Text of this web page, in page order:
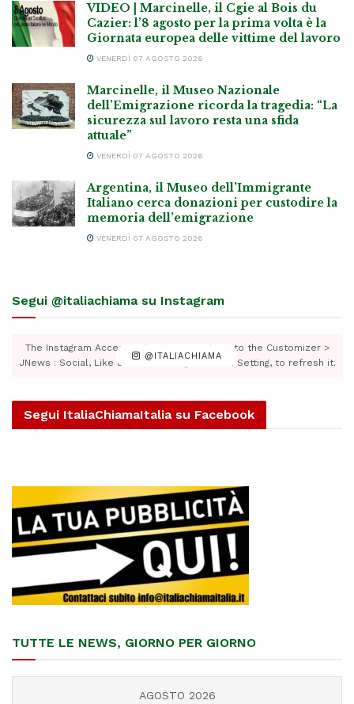
VIDEO | Marcinelle, il Cgie al Bois du
Cazier: l’8 agosto per la prima volta è la
Giornata europea delle vittime del lavoro
VENERDÌ 07 AGOSTO 2026
Marcinelle, il Museo Nazionale
dell’Emigrazione ricorda la tragedia: “La
sicurezza sul lavoro resta una sfida
attuale”
VENERDÌ 07 AGOSTO 2026
Argentina, il Museo dell’Immigrante
Italiano cerca donazioni per custodire la
memoria dell’emigrazione
VENERDÌ 07 AGOSTO 2026
Segui @italiachiama su Instagram
@ITALIACHIAMA
The Instagram Access Token is expired, Go to the Customizer >
JNews : Social, Like & View > Instagram Feed Setting, to refresh it.
Segui ItaliaChiamaItalia su Facebook
TUTTE LE NEWS, GIORNO PER GIORNO
AGOSTO 2026